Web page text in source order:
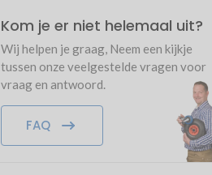
Kom je er niet helemaal uit?
Wij helpen je graag, Neem een kijkje
tussen onze veelgestelde vragen voor
vraag en antwoord.
FAQ